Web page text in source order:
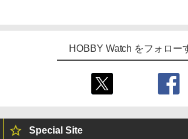
HOBBY Watch をフォロー
Special Site